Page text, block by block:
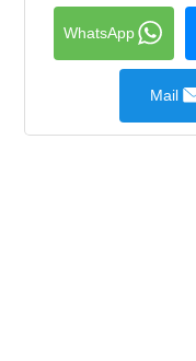
WhatsApp
Mail